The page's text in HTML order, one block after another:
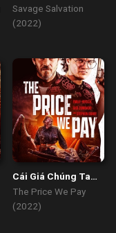
Savage Salvation
(2022)
Cái Giá Chúng Ta
Phải Trả
The Price We Pay
(2022)